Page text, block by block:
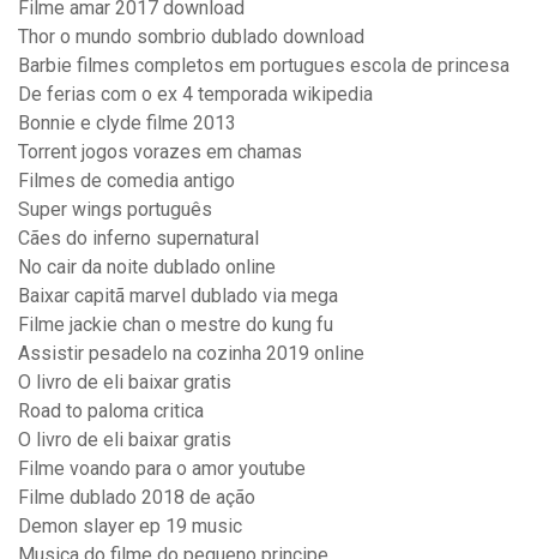
Filme amar 2017 download
Thor o mundo sombrio dublado download
Barbie filmes completos em portugues escola de princesa
De ferias com o ex 4 temporada wikipedia
Bonnie e clyde filme 2013
Torrent jogos vorazes em chamas
Filmes de comedia antigo
Super wings português
Cães do inferno supernatural
No cair da noite dublado online
Baixar capitã marvel dublado via mega
Filme jackie chan o mestre do kung fu
Assistir pesadelo na cozinha 2019 online
O livro de eli baixar gratis
Road to paloma critica
O livro de eli baixar gratis
Filme voando para o amor youtube
Filme dublado 2018 de ação
Demon slayer ep 19 music